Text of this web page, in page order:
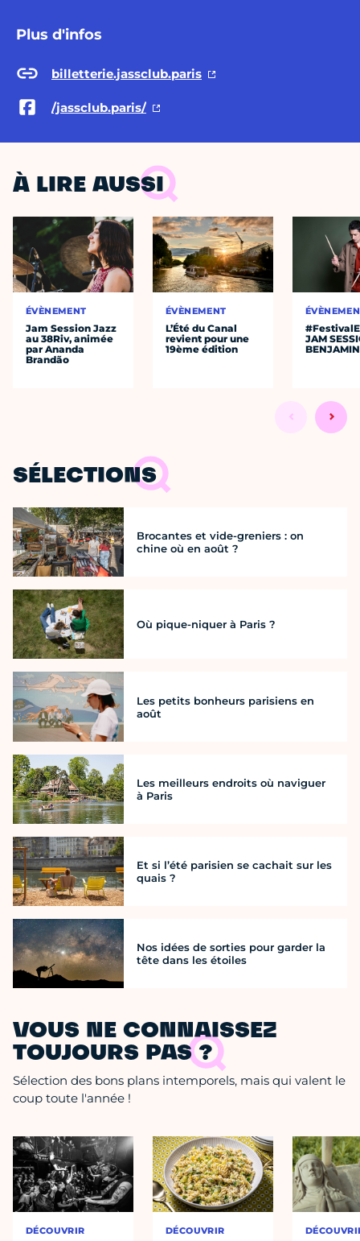
Plus d'infos
billetterie.jassclub.paris
/jassclub.paris/
À LIRE AUSSI
ÉVÈNEMENT
Jam Session Jazz
au 38Riv, animée
par Ananda
Brandão
ÉVÈNEMENT
L’Été du Canal
revient pour une
19ème édition
JAM
SÉLECTIONS
Brocantes et vide-greniers : on
chine où en août ?
Où pique-niquer à Paris ?
Les petits bonheurs parisiens en
août
Les meilleurs endroits où naviguer
à Paris
Et si l’été parisien se cachait sur les
quais ?
Nos idées de sorties pour garder la
tête dans les étoiles
VOUS NE CONNAISSEZ
TOUJOURS PAS ?
Sélection des bons plans intemporels, mais qui valent le
coup toute l'année !
DÉCOUVRIR DÉCOUVRIR